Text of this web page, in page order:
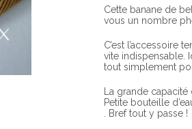
Cette banane de
vous un nombre
C’est l’accessoire
vite indispensable.
tout simplement
La grande capacité
Petite bouteille
. Bref tout y passe !